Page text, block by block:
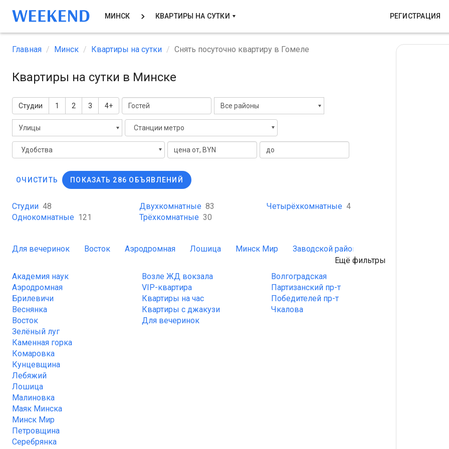
МИНСК КВАРТИРЫ НА СУТКИ РЕГИСТРАЦИЯ
Главная Минск Квартиры на сутки Снять посуточно квартиру в Гомеле
Квартиры на сутки в Минске
Студии 1 2 3 4+ Все районы
Улицы Станции метро
Удобства
ОЧИСТИТЬ ПОКАЗАТЬ 286 ОБЪЯВЛЕНИЙ
Студии 48
Однокомнатные 121
Двухкомнатные 83
Трёхкомнатные 30
Четырёхкомнатные 4
Для вечеринок Восток Аэродромная Лошица Минск Мир Заводской район
Ещё фильтры
Академия наук
Аэродромная
Брилевичи
Веснянка
Восток
Зелёный луг
Каменная горка
Комаровка
Кунцевщина
Лебяжий
Лошица
Малиновка
Маяк Минска
Минск Мир
Петровщина
Серебрянка
Возле ЖД вокзала
VIP-квартира
Квартиры на час
Квартиры с джакузи
Для вечеринок
Волгоградская
Партизанский пр-т
Победителей пр-т
Чкалова